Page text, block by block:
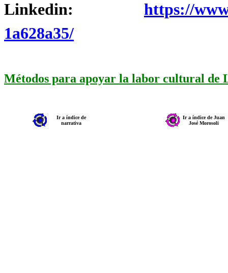
Linkedin: https://
1a628a35/
Métodos para apoyar la labor cultural de
Ir a índice de
narrativa
Ir a índice de Juan
José Morosoli